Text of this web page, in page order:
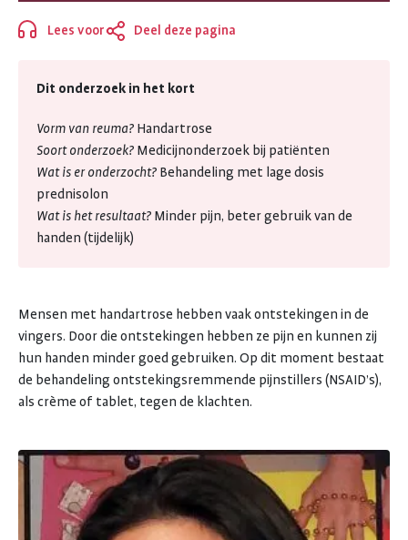
HANDARTROSE
Lees voor Deel deze pagina
Sluiten
Dit onderzoek in het kort
Vorm van reuma? Handartrose
Soort onderzoek? Medicijnonderzoek bij patiënten
Wat is er onderzocht? Behandeling met lage dosis
prednisolon
Wat is het resultaat? Minder pijn, beter gebruik van de
handen (tijdelijk)
Mensen met handartrose hebben vaak ontstekingen in de
vingers. Door die ontstekingen hebben ze pijn en kunnen zij
hun handen minder goed gebruiken. Op dit moment bestaat
de behandeling ontstekingsremmende pijnstillers (NSAID’s),
als crème of tablet, tegen de klachten.